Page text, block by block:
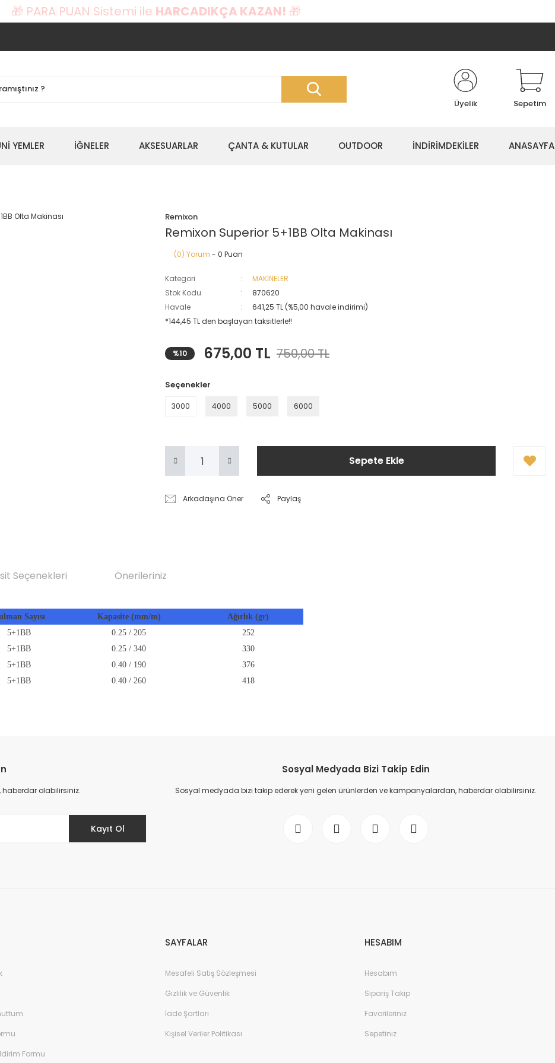
🎁 PARA PUAN Sistemi ile HARCADIKÇA KAZAN! 🎁
Üyelik Sepetim
YEMLER İĞNELER AKSESUARLAR ÇANTA & KUTULAR OUTDOOR İNDİRİMDEKİLER ANASAYFA
Remixon
Remixon Superior 5+1BB Olta Makinası
(0) Yorum - 0 Puan
Kategori
MAKİNELER
Stok Kodu
870620
Havale
641,25 TL (%5,00 havale indirimi)
*144,45 TL den başlayan taksitlerle!!
%10 675,00 TL 750,00 TL
Seçenekler
3000 4000 5000 6000
Sepete Ekle
Arkadaşına Öner Paylaş
Seçenekleri Önerileriniz
Sayısı Kapasite (mm/m)
Ağırlık (gr)
5+1BB 0.25 / 205
252
5+1BB 0.25 / 340
330
5+1BB 0.40 / 190
376
5+1BB 0.40 / 260 418
olabilirsiniz.
Kayıt Ol
Sosyal Medyada Bizi Takip Edin
Sosyal medyada bizi takip ederek yeni gelen ürünlerden ve kampanyalardan, haberdar olabilirsiniz.
Formu
SAYFALAR
Mesafeli Satış Sözleşmesi
Gizlilik ve Güvenlik
İade Şartları
Kişisel Veriler Politikası
HESABIM
Hesabım
Sipariş Takip
Favorileriniz
Sepetiniz